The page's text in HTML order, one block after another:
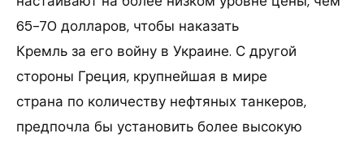
65-70 долларов, чтобы наказать
Кремль за его войну в Украине. С другой
стороны Греция, крупнейшая в мире
страна по количеству нефтяных танкеров,
предпочла бы установить более высокую